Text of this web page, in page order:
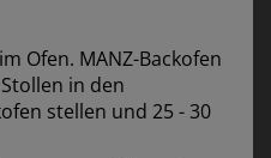
Ofen. MANZ-Backofen
in den
stellen und 25 - 30